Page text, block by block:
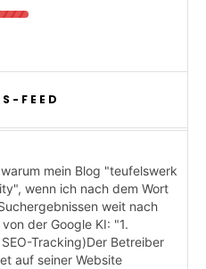
FEED
mein Blog "teufelswerk
wenn ich nach dem Wort
weit nach
der Google KI: "1.
Tracking)Der Betreiber
auf seiner Website